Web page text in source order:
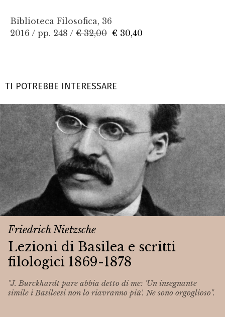
Biblioteca Filosofica, 36
2016 / pp. 248 / € 32,00 € 30,40
TI POTREBBE INTERESSARE
Friedrich Nietzsche
Lezioni di Basilea e scritti
filologici 1869-1878
"J. Burckhardt pare abbia detto di me: 'Un insegnante
simile i Basileesi non lo riavranno più'. Ne sono orgoglioso".